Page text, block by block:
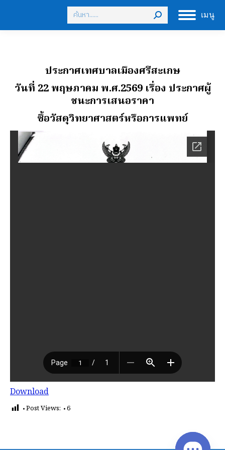
เมนู
Search:
ประกาศเทศบาลเมืองศรีสะเกษ
วันที่ 22 พฤษภาคม พ.ศ.2569 เรื่อง ประกาศผู้
ชนะการเสนอราคา
ซื้อวัสดุวิทยาศาสตร์หรือการแพทย์
Download
Post Views: 6